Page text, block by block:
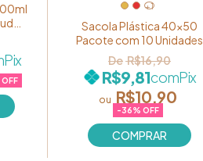
OFF
Pix
+1
Sacola Plástica 40x50
Pacote com 10 Unidades
R$10,90
-36% OFF
R$16,90
R$9,81comPix
COMPRAR